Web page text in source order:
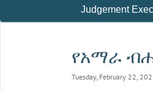
Judgement
የአማራ
Tuesday, February 22,